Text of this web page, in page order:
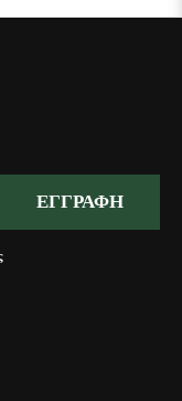
ΕΓΓΡΑΦΉ